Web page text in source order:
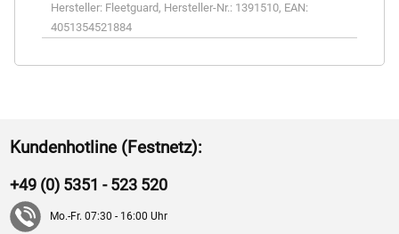
Hersteller: Fleetguard , Hersteller-Nr.: 1391510, EAN:
4051354521884
Kundenhotline (Festnetz):
+49 (0) 5351 - 523 520
Mo.-Fr. 07:30 - 16:00 Uhr